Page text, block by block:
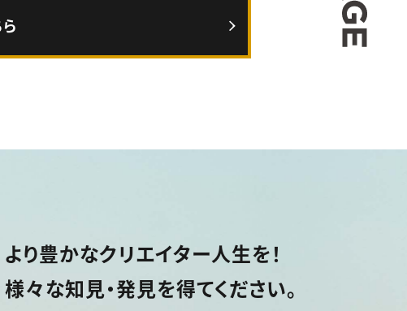
より豊かなクリエイター人生を！
様々な知見・発見を得てください。